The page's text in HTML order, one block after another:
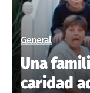
General
Una
caridad